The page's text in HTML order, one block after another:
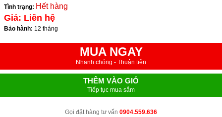
Tình trạng: Hết hàng
Giá: Liên hệ
Bảo hành: 12 tháng
MUA NGAY
Nhanh chóng - Thuận tiện
THÊM VÀO GIỎ
Tiếp tục mua sắm
Gọi đặt hàng tư vấn 0904.559.636